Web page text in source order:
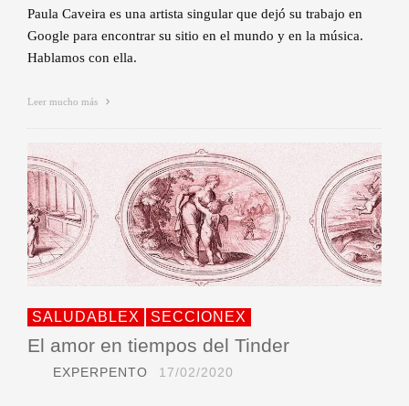
Paula Caveira es una artista singular que dejó su trabajo en
Google para encontrar su sitio en el mundo y en la música.
Hablamos con ella.
Leer mucho más
SALUDABLEX SECCIONEX
El amor en tiempos del Tinder
EXPERPENTO 17/02/2020